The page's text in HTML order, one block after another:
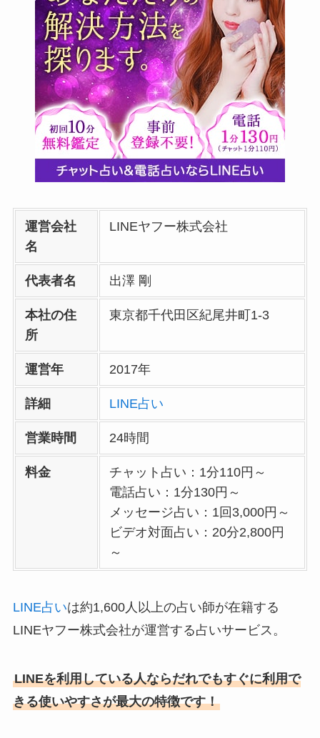
運営会社
名
LINEヤフー株式会社
代表者名 出澤 剛
本社の住
所
東京都千代田区紀尾井町1-3
運営年 2017年
詳細 LINE占い
営業時間 24時間
料金
チャット占い：1分110円～
電話占い：1分130円～
メッセージ占い：1回3,000円～
ビデオ対面占い：20分2,800円
～
LINE占いは約1,600人以上の占い師が在籍する
LINEヤフー株式会社が運営する占いサービス。
LINEを利用している人ならだれでもすぐに利用で
きる使いやすさが最大の特徴です！